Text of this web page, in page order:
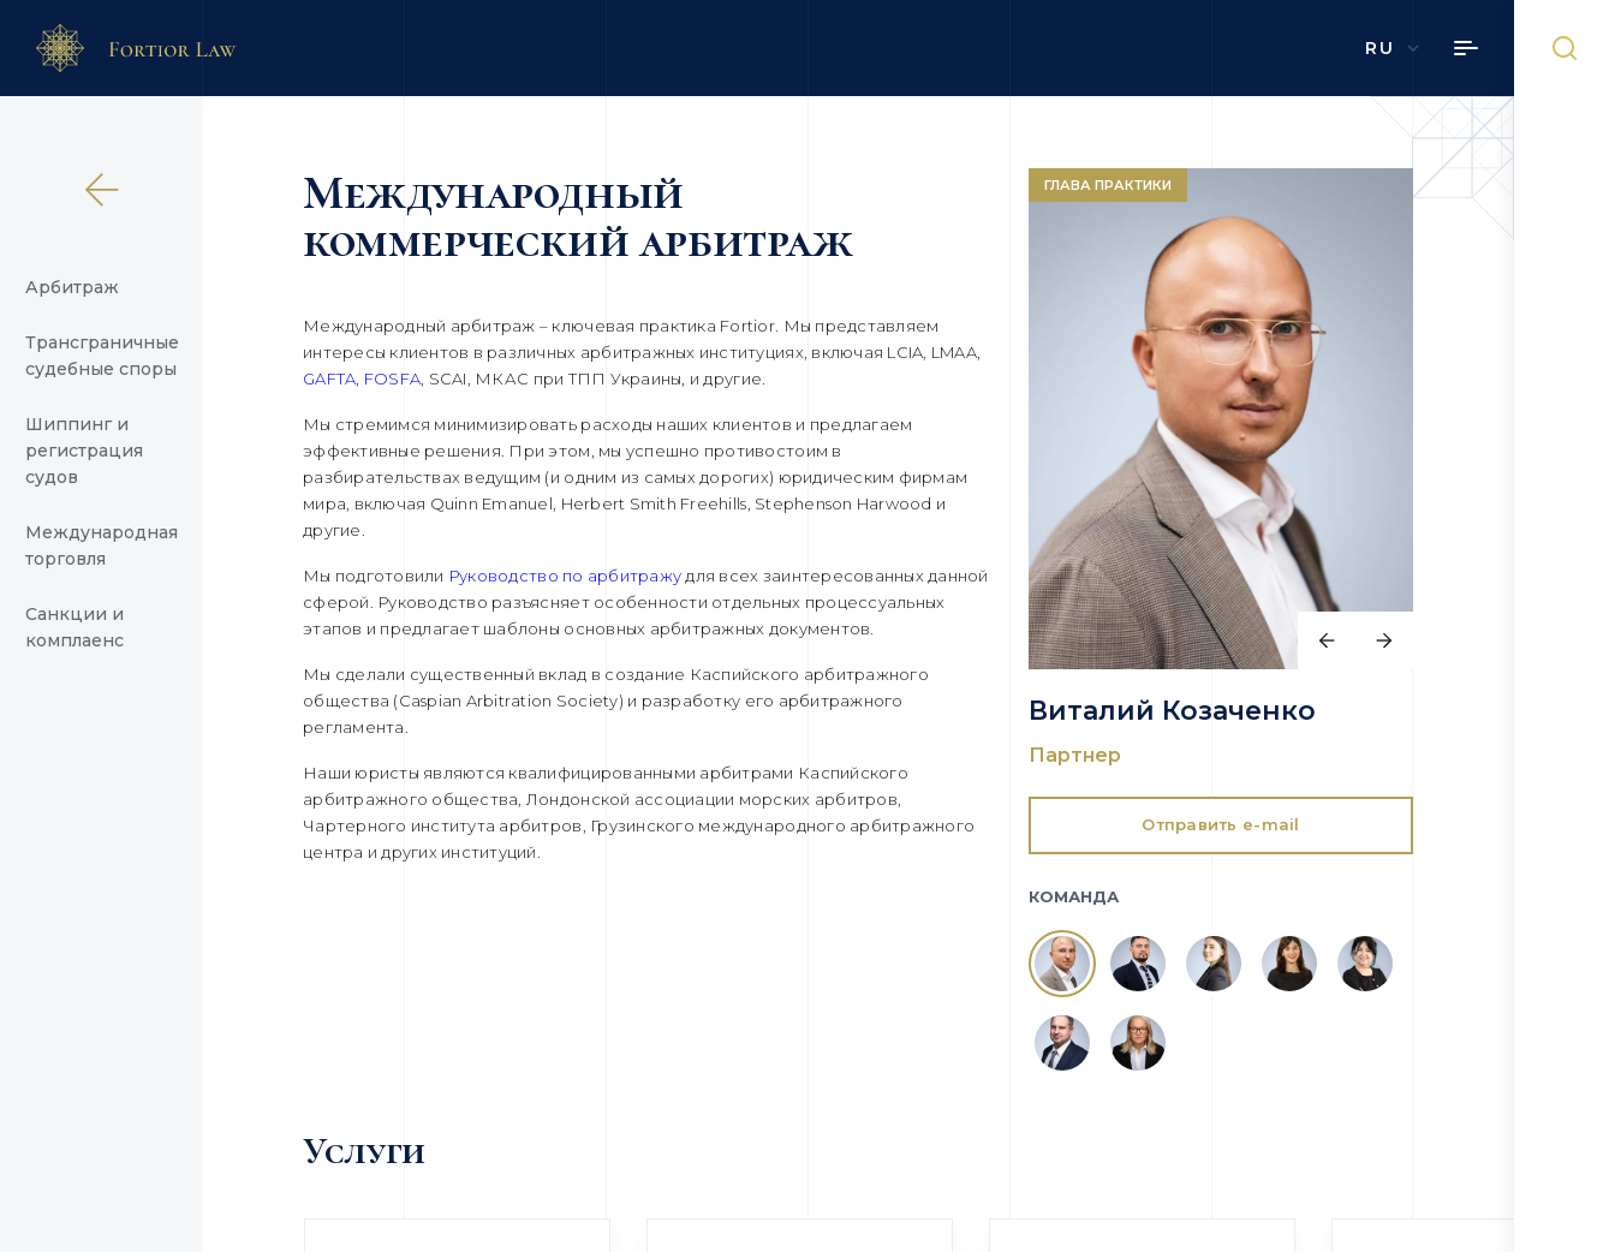
RU
Арбитраж
Трансграничные
судебные споры
Шиппинг и
регистрация
судов
Международная
торговля
Санкции и
комплаенс
Международный
коммерческий арбитраж
Международный арбитраж – ключевая практика Fortior. Мы представляем
интересы клиентов в различных арбитражных институциях, включая LCIA, LMAA,
GAFTA FOSFA , SCAI, МКАС при ТПП Украины, и другие.
Мы стремимся минимизировать расходы наших клиентов и предлагаем
эффективные решения. При этом, мы успешно противостоим в
разбирательствах ведущим (и одним из самых дорогих) юридическим фирмам
мира, включая Quinn Emanuel, Herbert Smith Freehills, Stephenson Harwood и
другие.
Мы подготовили Руководство по арбитражу для всех заинтересованных данной
сферой. Руководство разъясняет особенности отдельных процессуальных
этапов и предлагает шаблоны основных арбитражных документов.
Мы сделали существенный вклад в создание Каспийского арбитражного
общества (Caspian Arbitration Society) и разработку его арбитражного
регламента.
Наши юристы являются квалифицированными арбитрами Каспийского
арбитражного общества, Лондонской ассоциации морских арбитров,
Чартерного института арбитров, Грузинского международного арбитражного
центра и других институций.
ГЛАВА ПРАКТИКИ
Виталий Козаченко
Партнер
Отправить e-mail
КОМАНДА
Услуги